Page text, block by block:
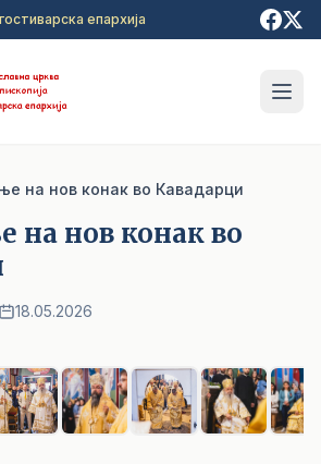
епархија
на нов конак во Кавадарци
на нов конак во
18.05.2026